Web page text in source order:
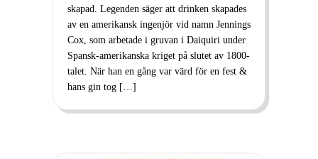
skapad. Legenden säger att drinken skapades
av en amerikansk ingenjör vid namn Jennings
Cox, som arbetade i gruvan i Daiquiri under
Spansk-amerikanska kriget på slutet av 1800-
talet. När han en gång var värd för en fest &
hans gin tog […]